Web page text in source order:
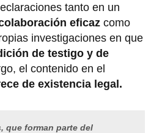
tanto en un
eficaz como
investigaciones en que
de testigo y de
el contenido en el
de existencia legal.
que forman parte del